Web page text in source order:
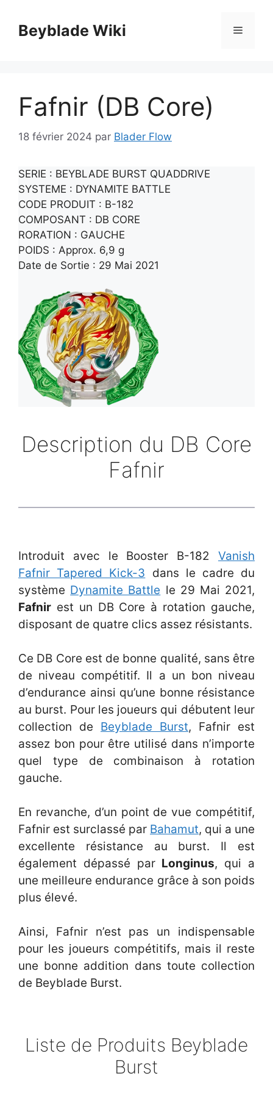
contenuBeyblade Wiki Menu
Fafnir (DB Core)
18 février 2024 par Blader Flow
SERIE : BEYBLADE BURST QUADDRIVE
SYSTEME : DYNAMITE BATTLE
CODE PRODUIT : B-182
COMPOSANT : DB CORE
RORATION : GAUCHE
POIDS : Approx. 6,9 g
Date de Sortie : 29 Mai 2021
Description du DB Core
Fafnir
Introduit avec le Booster B-182 Vanish
Fafnir Tapered Kick-3 dans le cadre du
système Dynamite Battle le 29 Mai 2021,
Fafnir est un DB Core à rotation gauche,
disposant de quatre clics assez résistants.
Ce DB Core est de bonne qualité, sans être
de niveau compétitif. Il a un bon niveau
d’endurance ainsi qu’une bonne résistance
au burst. Pour les joueurs qui débutent leur
collection de Beyblade Burst, Fafnir est
assez bon pour être utilisé dans n’importe
quel type de combinaison à rotation
gauche.
En revanche, d’un point de vue compétitif,
Fafnir est surclassé par Bahamut, qui a une
excellente résistance au burst. Il est
également dépassé par Longinus, qui a
une meilleure endurance grâce à son poids
plus élevé.
Ainsi, Fafnir n’est pas un indispensable
pour les joueurs compétitifs, mais il reste
une bonne addition dans toute collection
de Beyblade Burst.
Liste de Produits Beyblade
Burst